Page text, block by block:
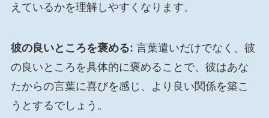
えているかを理解しやすくなります。
彼の良いところを褒める: 言葉遣いだけでなく、彼
の良いところを具体的に褒めることで、彼はあな
たからの言葉に喜びを感じ、より良い関係を築こ
うとするでしょう。